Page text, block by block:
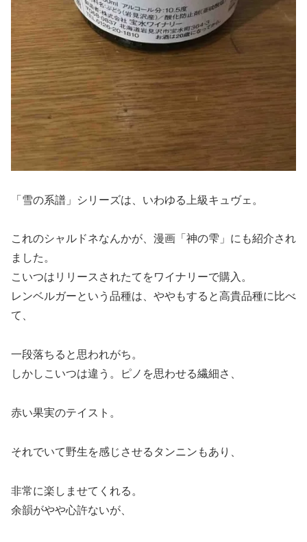
「雪の系譜」シリーズは、いわゆる上級キュヴェ。
これのシャルドネなんかが、漫画「神の雫」にも紹介され
ました。
こいつはリリースされたてをワイナリーで購入。
レンベルガーという品種は、ややもすると高貴品種に比べ
て、
一段落ちると思われがち。
しかしこいつは違う。ピノを思わせる繊細さ、
赤い果実のテイスト。
それでいて野生を感じさせるタンニンもあり、
非常に楽しませてくれる。
余韻がやや心許ないが、